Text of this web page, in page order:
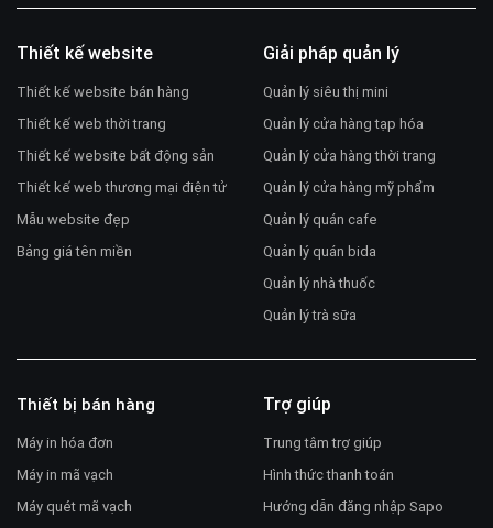
Thiết kế website
Thiết kế website bán hàng
Thiết kế web thời trang
Thiết kế website bất động sản
Thiết kế web thương mại điện tử
Mẫu website đẹp
Bảng giá tên miền
Giải pháp quản lý
Quản lý siêu thị mini
Quản lý cửa hàng tạp hóa
Quản lý cửa hàng thời trang
Quản lý cửa hàng mỹ phẩm
Quản lý quán cafe
Quản lý quán bida
Quản lý nhà thuốc
Quản lý trà sữa
Thiết bị bán hàng
Máy in hóa đơn
Máy in mã vạch
Máy quét mã vạch
Trợ giúp
Trung tâm trợ giúp
Hình thức thanh toán
Hướng dẫn đăng nhập Sapo